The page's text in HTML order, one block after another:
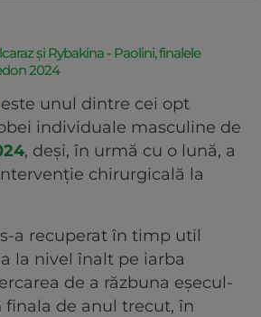
și Rybakina - Paolini, finalele
2024
este unul dintre cei opt
individuale masculine de
, deși, în urmă cu o lună, a
chirurgicală la
a recuperat în timp util
la nivel înalt pe iarba
de a răzbuna eșecul-
finala de anul trecut, în